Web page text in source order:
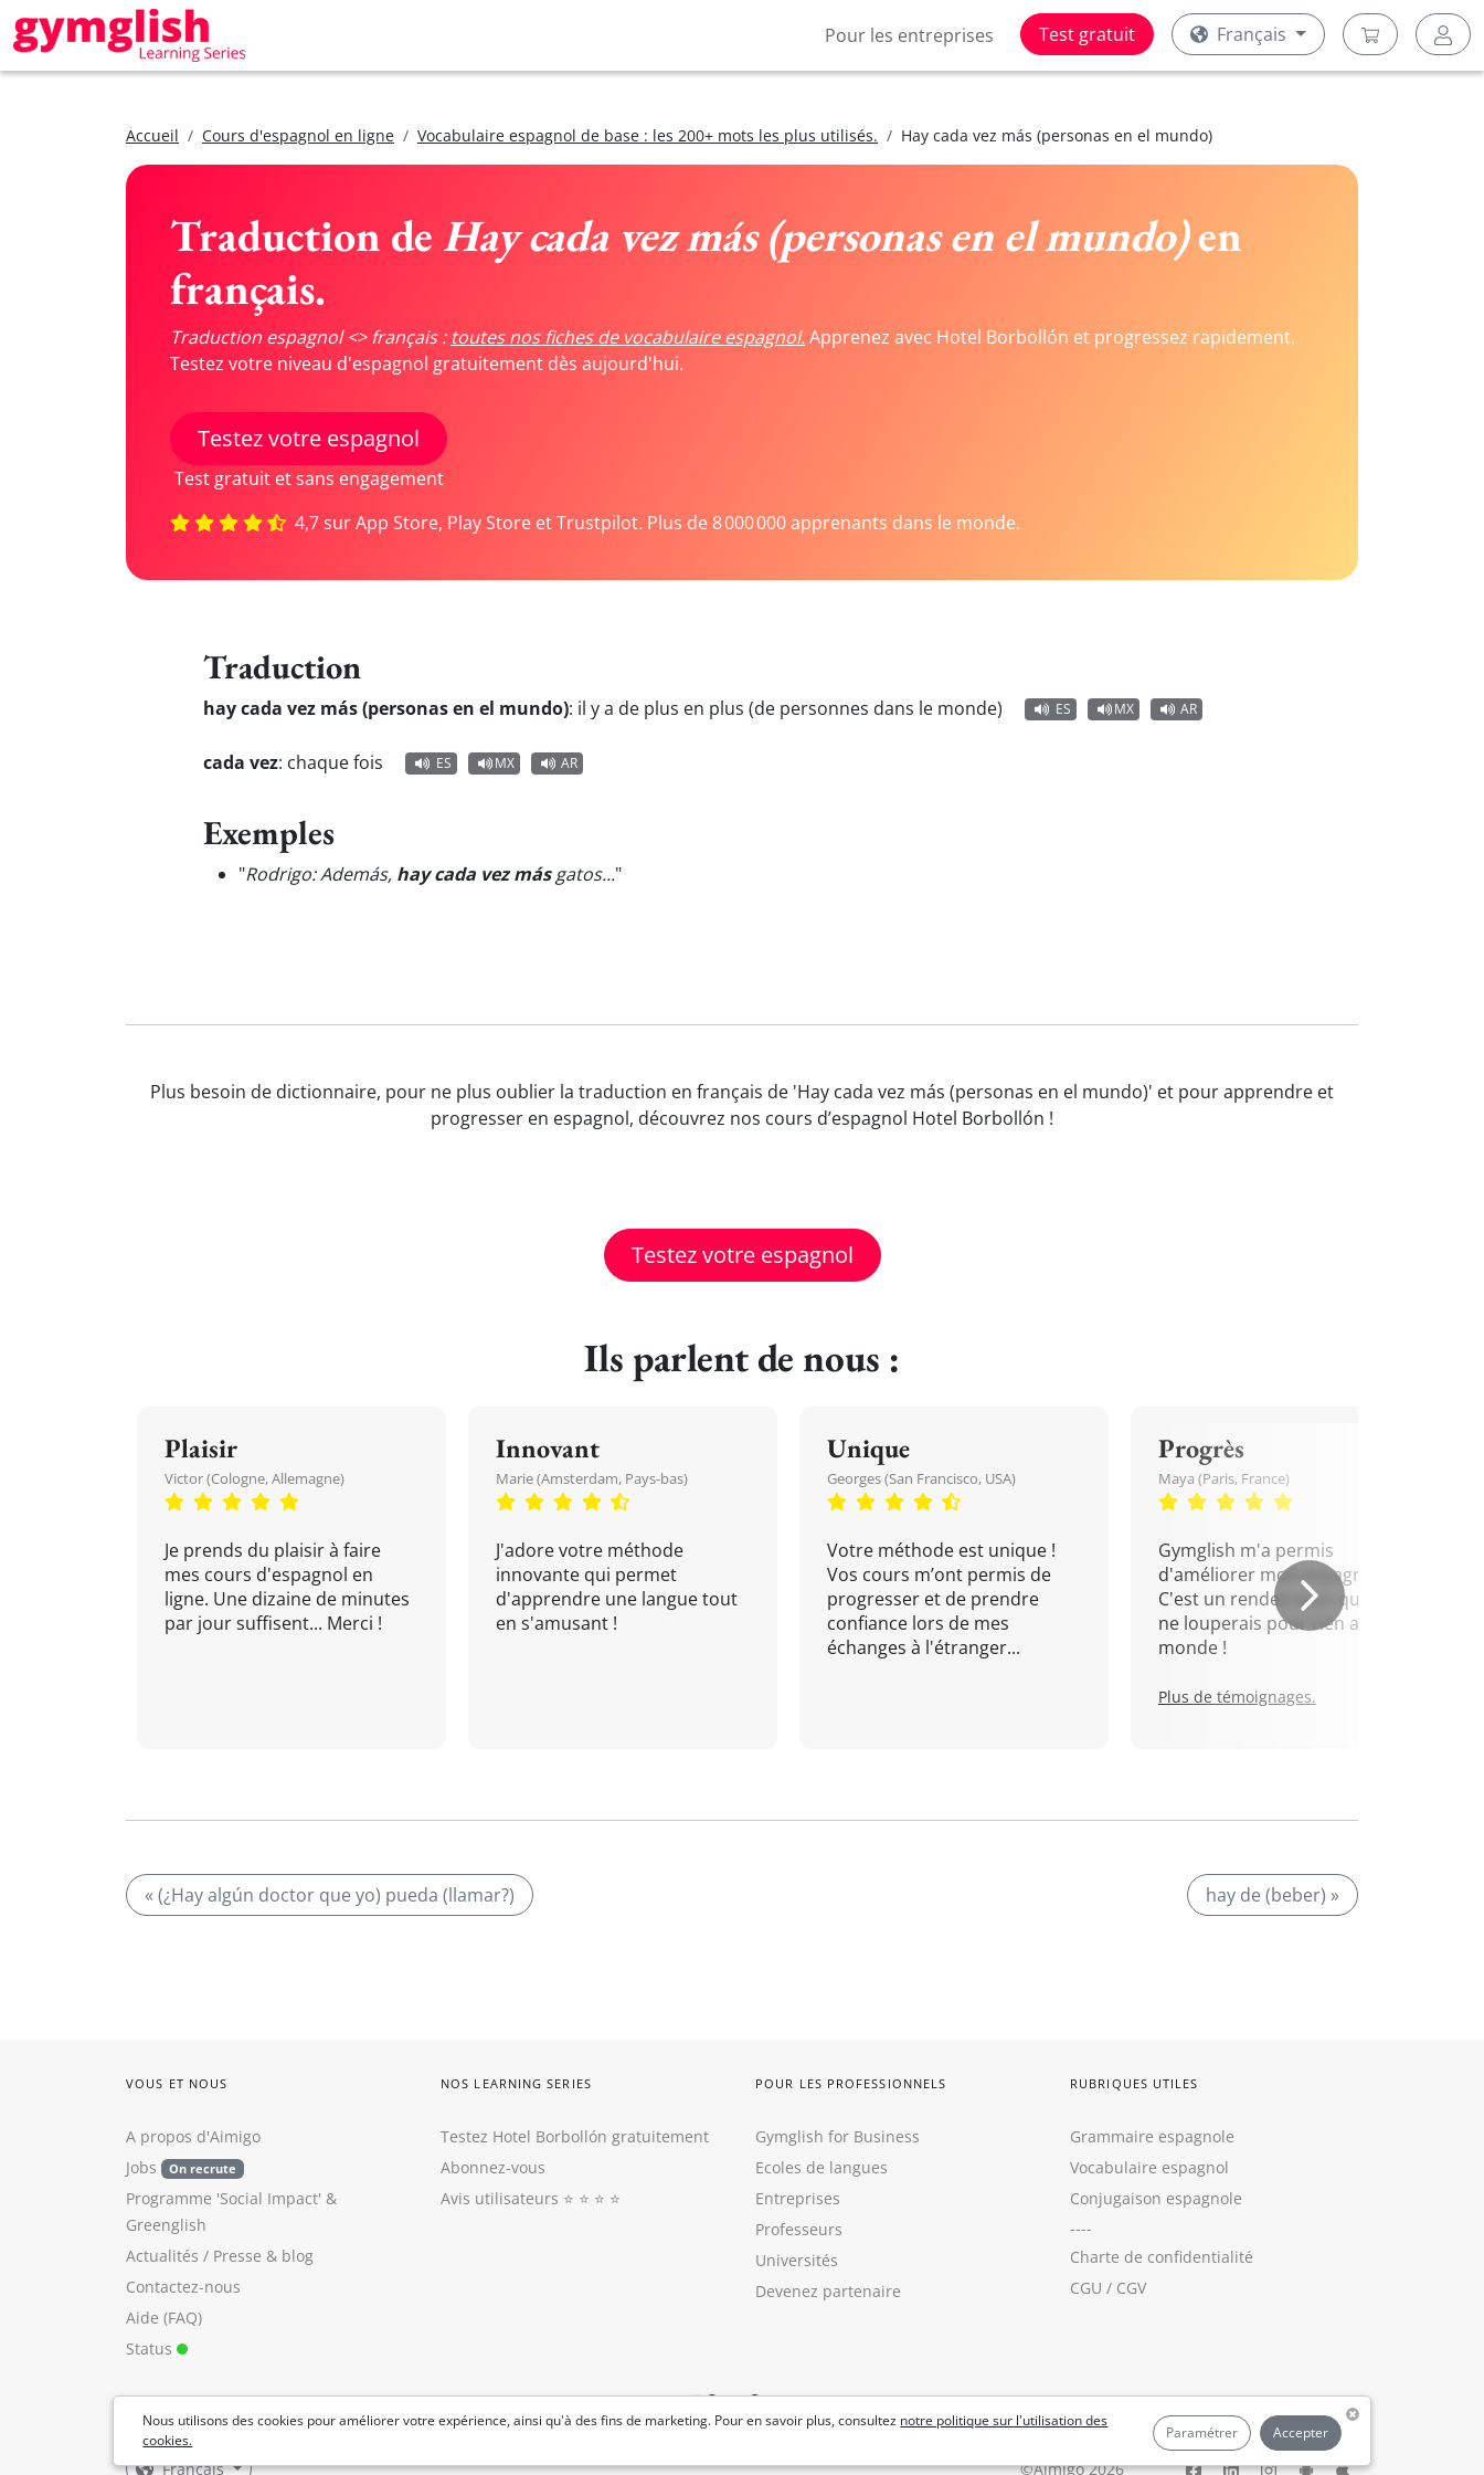
Pour les entreprises Test gratuit Français
Accueil Cours d'espagnol en ligne Vocabulaire espagnol de base : les 200+ mots les plus utilisés. Hay cada vez más (personas en el mundo)
Traduction de Hay cada vez más (personas en el mundo)en
français.
Traduction espagnol <> français : toutes nos fiches de vocabulaire espagnol.Apprenez avec Hotel Borbollón et progressez rapidement.
Testez votre niveau d'espagnol gratuitement dès aujourd'hui.
Testez votre espagnol
Test gratuit et sans engagement
4,7 sur App Store, Play Store et Trustpilot. Plus de 8 000 000 apprenants dans le monde.
Traduction
hay cada vez más (personas en el mundo): il y a de plus en plus (de personnes dans le monde) ES MX AR
cada vez: chaque fois ES MX AR
Exemples
"Rodrigo: Además, hay cada vez másgatos..."
Plus besoin de dictionnaire, pour ne plus oublier la traduction en français de 'Hay cada vez más (personas en el mundo)' et pour apprendre et
progresser en espagnol, découvrez nos cours d’espagnol Hotel Borbollón !
Testez votre espagnol
Ils parlent de nous :
Plaisir
Victor (Cologne, Allemagne)
Je prends du plaisir à faire
mes cours d'espagnol en
ligne. Une dizaine de minutes
par jour suffisent... Merci !
Innovant
Marie (Amsterdam, Pays-bas)
J'adore votre méthode
innovante qui permet
d'apprendre une langue tout
en s'amusant !
Unique
Georges (San Francisco, USA)
Votre méthode est unique !
Vos cours m’ont permis de
progresser et de prendre
confiance lors de mes
échanges à l'étranger...
Progrès
Maya (Paris, France)
Gymglish m'a permis
d'améliorer mon espagnol.
C'est un rendez-vous que je
ne louperais pour rien au
monde !
Plus de témoignages.
« (¿Hay algún doctor que yo) pueda (llamar?) hay de (beber) »
Nous utilisons des cookies pour améliorer votre expérience, ainsi qu'à des fins de marketing. Pour en savoir plus, consultez notre politique sur l'utilisation des
cookies.
Paramétrer Accepter
VOUS ET NOUS
A propos d'Aimigo
Jobs
On recrute
Programme 'Social Impact' &
Greenglish
Actualités / Presse & blog
Contactez-nous
Aide (FAQ)
Status
NOS LEARNING SERIES
Testez Hotel Borbollón gratuitement
Abonnez-vous
Avis utilisateurs ⭐️ ⭐️ ⭐️ ⭐️
POUR LES PROFESSIONNELS
Gymglish for Business
Ecoles de langues
Entreprises
Professeurs
Universités
Devenez partenaire
RUBRIQUES UTILES
Grammaire espagnole
Vocabulaire espagnol
Conjugaison espagnole
----
Charte de confidentialité
CGU / CGV
Français ©Aimigo 2026